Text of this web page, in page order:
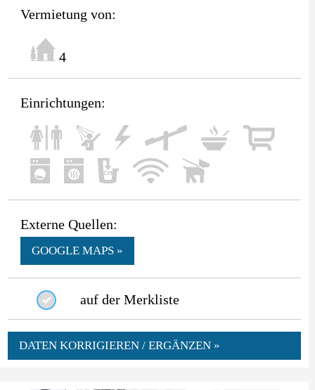
Vermietung von:
4
Einrichtungen:
Externe Quellen:
GOOGLE MAPS »
auf der Merkliste
DATEN KORRIGIEREN / ERGÄNZEN »